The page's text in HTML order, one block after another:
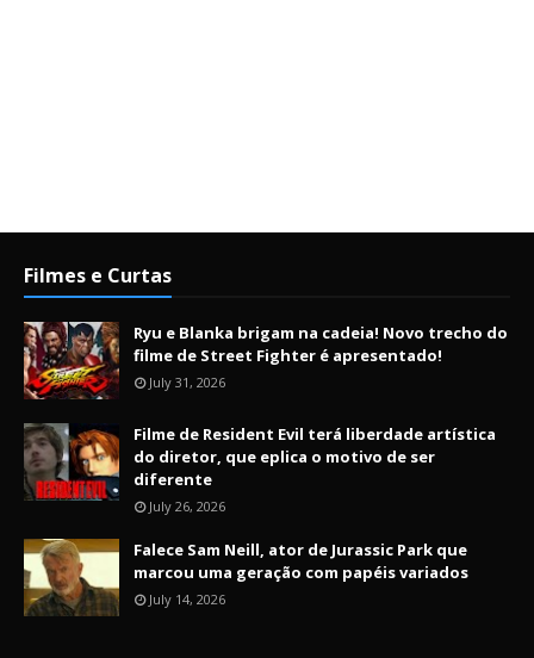
Filmes e Curtas
Ryu e Blanka brigam na cadeia! Novo trecho do
filme de Street Fighter é apresentado!
July 31, 2026
Filme de Resident Evil terá liberdade artística
do diretor, que eplica o motivo de ser
diferente
July 26, 2026
Falece Sam Neill, ator de Jurassic Park que
marcou uma geração com papéis variados
July 14, 2026